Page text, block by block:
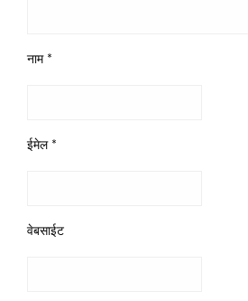
नाम *
ईमेल *
वेबसाईट